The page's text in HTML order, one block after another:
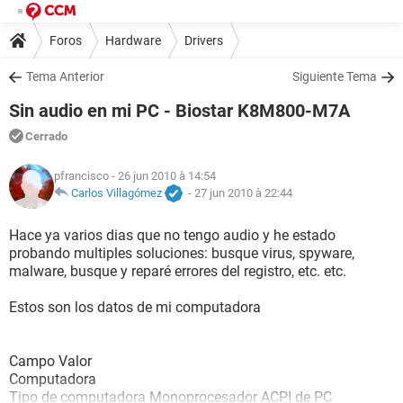
Foros Hardware Drivers
Tema Anterior Siguiente Tema
Sin audio en mi PC - Biostar K8M800-M7A
Cerrado
pfrancisco - 26 jun 2010 à 14:54
Carlos Villagómez
- 27 jun 2010 à 22:44
Hace ya varios dias que no tengo audio y he estado
probando multiples soluciones: busque virus, spyware,
malware, busque y reparé errores del registro, etc. etc.
Estos son los datos de mi computadora
Campo Valor
Computadora
Tipo de computadora Monoprocesador ACPI de PC